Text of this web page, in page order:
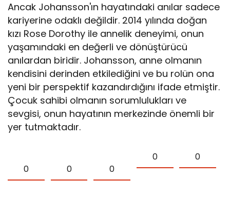
Ancak Johansson'ın hayatındaki anılar sadece
kariyerine odaklı değildir. 2014 yılında doğan
kızı Rose Dorothy ile annelik deneyimi, onun
yaşamındaki en değerli ve dönüştürücü
anılardan biridir. Johansson, anne olmanın
kendisini derinden etkilediğini ve bu rolün ona
yeni bir perspektif kazandırdığını ifade etmiştir.
Çocuk sahibi olmanın sorumlulukları ve
sevgisi, onun hayatının merkezinde önemli bir
yer tutmaktadır.
0 0 0
0 0